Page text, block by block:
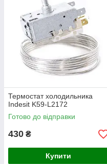
Термостат холодильника
Indesit K59-L2172
Готово до відправки
430 ₴
Купити